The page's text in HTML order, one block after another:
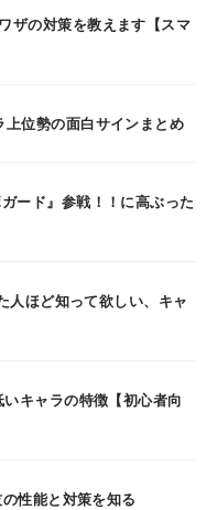
ザの対策を教えます【スマ
位勢の面白サインまとめ
ード』参戦！！に高ぶった
人ほど知って欲しい、キャ
キャラの特徴【初心者向
性能と対策を知る